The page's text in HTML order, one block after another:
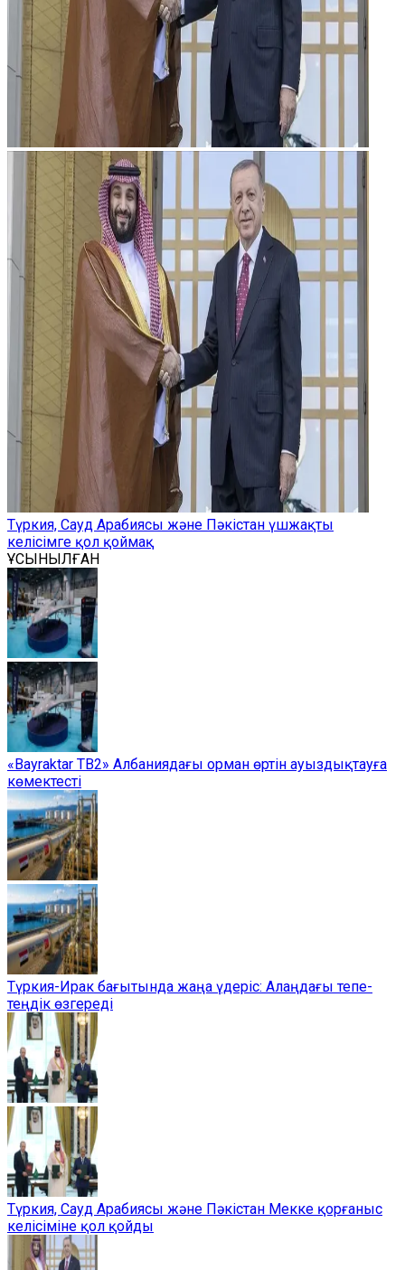
Түркия, Сауд Арабиясы және Пәкістан үшжақты
келісімге қол қоймақ
ҰСЫНЫЛҒАН
«Bayraktar TB2» Албаниядағы орман өртін ауыздықтауға
көмектесті
Түркия-Ирак бағытында жаңа үдеріс: Алаңдағы тепе-
теңдік өзгереді
Түркия, Сауд Арабиясы және Пәкістан Мекке қорғаныс
келісіміне қол қойды